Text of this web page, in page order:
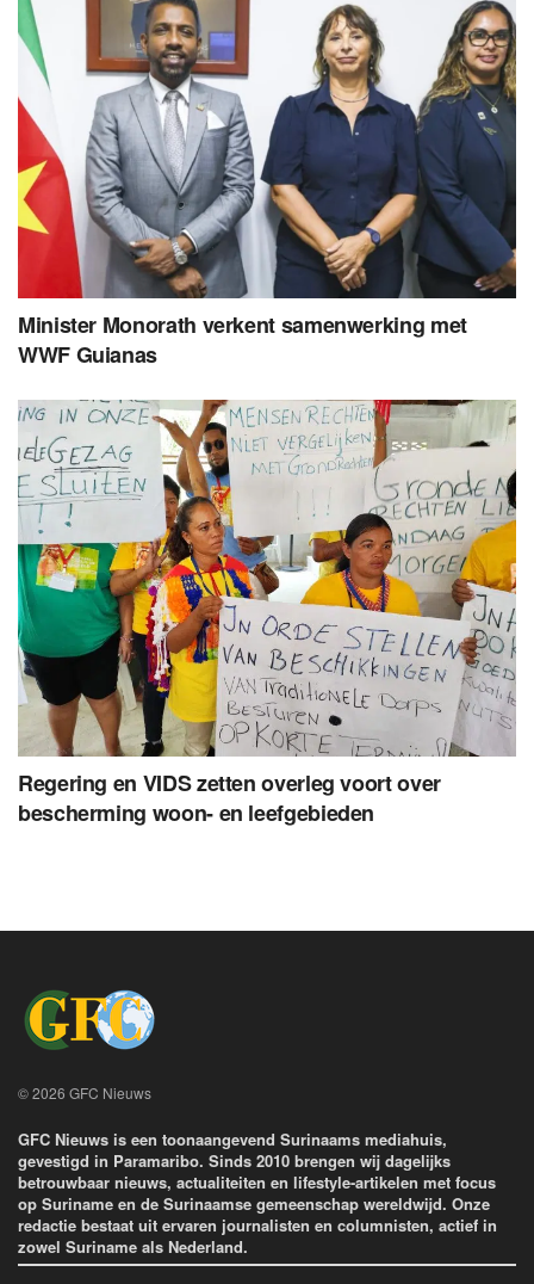
Minister Monorath verkent samenwerking met
WWF Guianas
Regering en VIDS zetten overleg voort over
bescherming woon- en leefgebieden
© 2026 GFC Nieuws
GFC Nieuws is een toonaangevend Surinaams mediahuis,
gevestigd in Paramaribo. Sinds 2010 brengen wij dagelijks
betrouwbaar nieuws, actualiteiten en lifestyle-artikelen met focus
op Suriname en de Surinaamse gemeenschap wereldwijd. Onze
redactie bestaat uit ervaren journalisten en columnisten, actief in
zowel Suriname als Nederland.